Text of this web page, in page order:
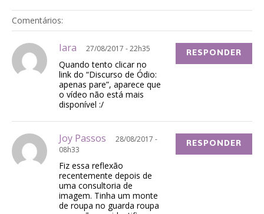
Comentários:
Iara 27/08/2017 - 22h35
Quando tento clicar no
link do “Discurso de Ódio:
apenas pare”, aparece que
o vídeo não está mais
disponível :/
RESPONDER
Joy Passos
28/08/2017 -
08h33
Fiz essa reflexão
recentemente depois de
uma consultoria de
imagem. Tinha um monte
de roupa no guarda roupa
RESPONDER